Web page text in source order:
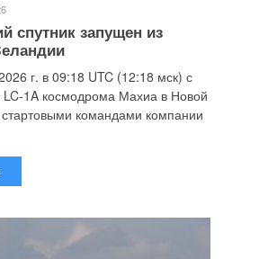
спутник запущен из
г. в 09:18 UTC (12:18 мск) с
1A космодрома Махиа в Новой
командами компании